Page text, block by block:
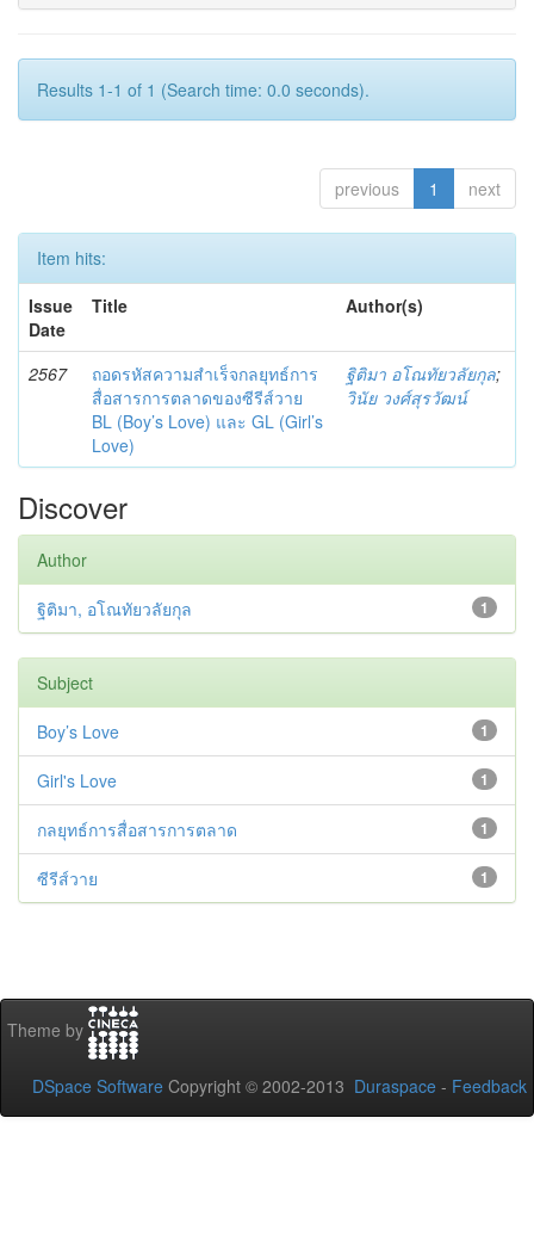
Results 1-1 of 1 (Search time: 0.0 seconds).
previous 1 next
Item hits:
Issue
Date
Title Author(s)
2567
ถอดรหัสความสำเร็จกลยุทธ์การ
สื่อสารการตลาดของซีรีส์วาย
BL (Boy’s Love) และ GL (Girl’s
Love)
ฐิติมา อโณทัยวลัยกุล;
วินัย วงศ์สุรวัฒน์
Discover
Author
1
ฐิติมา, อโณทัยวลัยกุล
Subject
1
Boy’s Love
1
Girl's Love
1
กลยุทธ์การสื่อสารการตลาด
1
ซีรีส์วาย
Theme by
DSpace Software Copyright © 2002-2013 Duraspace - Feedback